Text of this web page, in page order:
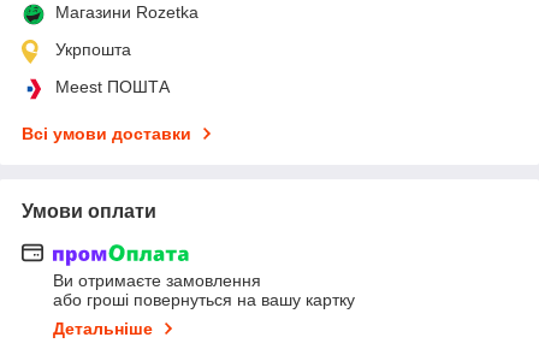
Магазини Rozetka
Укрпошта
Meest ПОШТА
Всі умови доставки
Умови оплати
Ви отримаєте замовлення
або гроші повернуться на вашу картку
Детальніше